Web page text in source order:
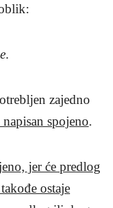
.
zajedno
spojeno.
jer će predlog
ostaje